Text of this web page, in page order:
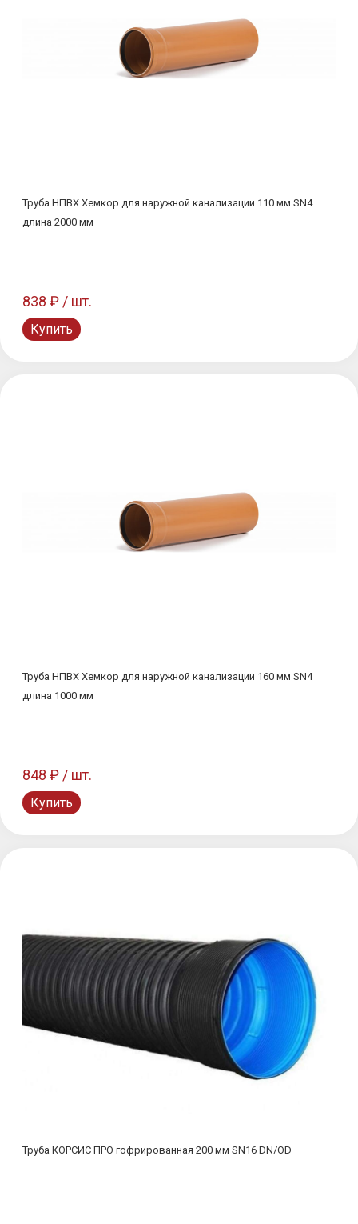
Труба НПВХ Хемкор для наружной канализации 110 мм SN4
длина 2000 мм
838 ₽ / шт.
Купить
Труба НПВХ Хемкор для наружной канализации 160 мм SN4
длина 1000 мм
848 ₽ / шт.
Купить
Труба КОРСИС ПРО гофрированная 200 мм SN16 DN/OD